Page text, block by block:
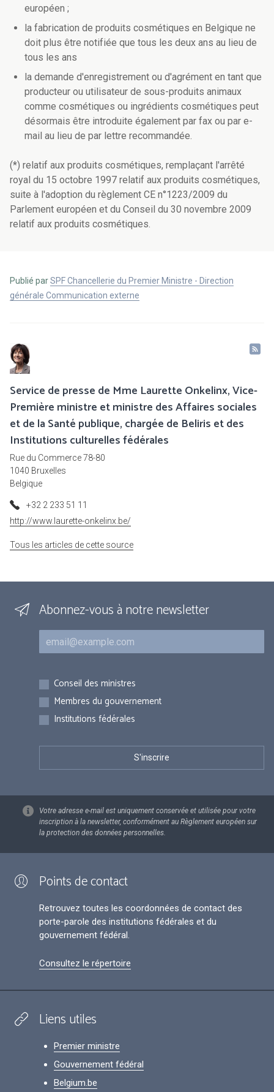
européen ;
la fabrication de produits cosmétiques en Belgique ne
doit plus être notifiée que tous les deux ans au lieu de
tous les ans
la demande d'enregistrement ou d'agrément en tant que
producteur ou utilisateur de sous-produits animaux
comme cosmétiques ou ingrédients cosmétiques peut
désormais être introduite également par fax ou par e-
mail au lieu de par lettre recommandée.
(*) relatif aux produits cosmétiques, remplaçant l'arrêté
royal du 15 octobre 1997 relatif aux produits cosmétiques,
suite à l'adoption du règlement CE n°1223/2009 du
Parlement européen et du Conseil du 30 novembre 2009
relatif aux produits cosmétiques.
Publié parSPF Chancellerie du Premier Ministre - Direction
générale Communication externe
Service de presse de Mme Laurette Onkelinx, Vice-
Première ministre et ministre des Affaires sociales
et de la Santé publique, chargée de Beliris et des
Institutions culturelles fédérales
Rue du Commerce 78-80
1040 Bruxelles
Belgique
+32 2 233 51 11
http://www.laurette-onkelinx.be/
Tous les articles de cette source
Abonnez-vous à notre newsletter
Courriel
Inscriptions
Conseil des ministres
Membres du gouvernement
Institutions fédérales
Votre adresse e-mail est uniquement conservée et utilisée pour votre
inscription à la newsletter, conformément au Règlement européen sur
la protection des données personnelles.
Points de contact
Retrouvez toutes les coordonnées de contact des
porte-parole des institutions fédérales et du
gouvernement fédéral.
Consultez le répertoire
Liens utiles
Premier ministre
Gouvernement fédéral
Belgium.be